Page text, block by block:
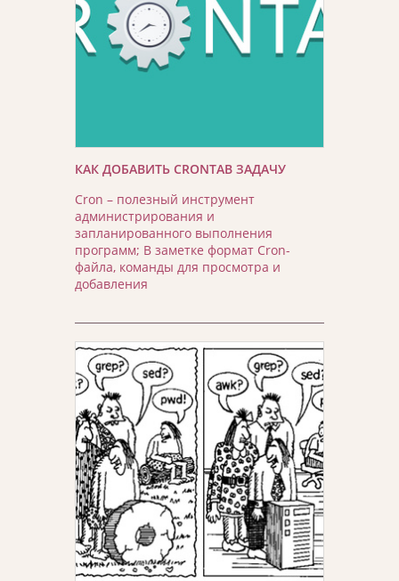
КАК ДОБАВИТЬ CRONTAB ЗАДАЧУ
Cron – полезный инструмент
администрирования и
запланированного выполнения
программ; В заметке формат Cron-
файла, команды для просмотра и
добавления